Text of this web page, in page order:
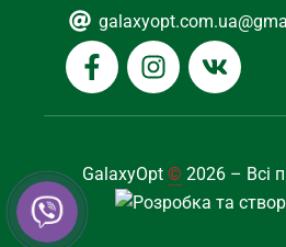
GalaxyOpt© 2026 – Всі